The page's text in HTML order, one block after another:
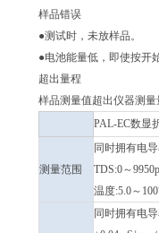
样品错误
●测试时，未放样品。
●电池能量低，即使按开
超出量程
样品测量值超出仪器测量
PAL-EC数显
测量范围
同时拥有电
TDS:0～
温度:5.0～
同时拥有电